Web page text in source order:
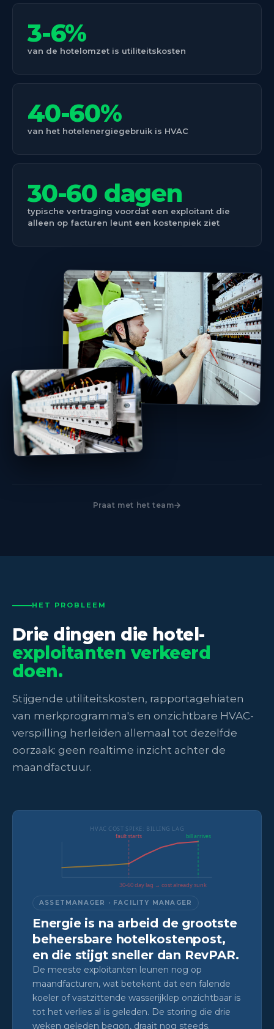
3-6%
van de hotelomzet is utiliteitskosten
40-60%
van het hotelenergiegebruik is HVAC
30-60 dagen
typische vertraging voordat een exploitant die
alleen op facturen leunt een kostenpiek ziet
Praat met het team
HET PROBLEEM
Drie dingen die hotel-
exploitanten verkeerd
doen.
Stijgende utiliteitskosten, rapportagehiaten
van merkprogramma's en onzichtbare HVAC-
verspilling herleiden allemaal tot dezelfde
oorzaak: geen realtime inzicht achter de
maandfactuur.
HVAC COST SPIKE: BILLING LAG
fault starts bill arrives
30-60 day lag → cost already sunk
ASSETMANAGER · FACILITY MANAGER
Energie is na arbeid de grootste
beheersbare hotelkostenpost,
en die stijgt sneller dan RevPAR.
De meeste exploitanten leunen nog op
maandfacturen, wat betekent dat een falende
koeler of vastzittende wasserijklep onzichtbaar is
tot het verlies al is geleden. De storing die drie
weken geleden begon, draait nog steeds.